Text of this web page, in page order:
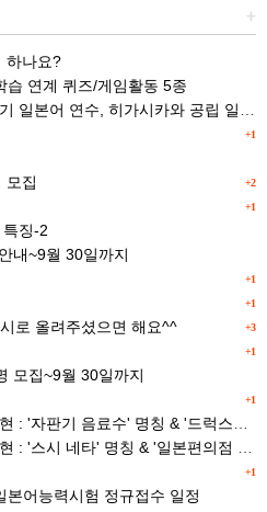
+
하나요?
습 연계 퀴즈/게임활동 5종
+1
+2
모집
+1
징-2
내~9월 30일까지
+1
+1
+3
로 올려주셨으면 해요^^
+1
모집~9월 30일까지
+1
+1
본어능력시험 정규접수 일정